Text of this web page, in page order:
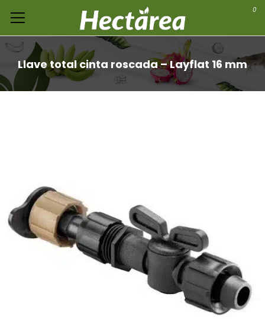
0
Llave total cinta roscada – Layflat 16 mm